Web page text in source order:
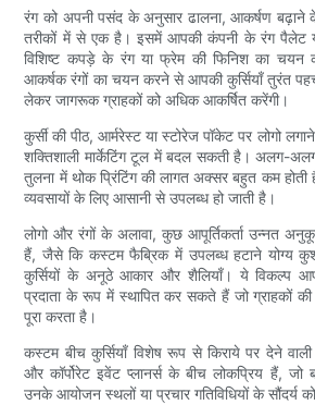
रंग को अपनी पसंद के अनुसार ढालना, आकर्षण
तरीकों में से एक है। इसमें आपकी कंपनी के रंग पैलेट
विशिष्ट कपड़े के रंग या फ्रेम की फिनिश का चयन
आकर्षक रंगों का चयन करने से आपकी कुर्सियाँ तुरंत
लेकर जागरूक ग्राहकों को अधिक आकर्षित करेंगी।
कुर्सी की पीठ, आर्मरेस्ट या स्टोरेज पॉकेट पर लोगो
शक्तिशाली मार्केटिंग टूल में बदल सकती है। अलग-
तुलना में थोक प्रिंटिंग की लागत अक्सर बहुत कम
व्यवसायों के लिए आसानी से उपलब्ध हो जाती है।
लोगो और रंगों के अलावा, कुछ आपूर्तिकर्ता उन्नत
हैं, जैसे कि कस्टम फैब्रिक में उपलब्ध हटाने योग्य
कुर्सियों के अनूठे आकार और शैलियाँ। ये विकल्प
प्रदाता के रूप में स्थापित कर सकते हैं जो ग्राहकों
पूरा करता है।
कस्टम बीच कुर्सियाँ विशेष रूप से किराये पर देने
और कॉर्पोरेट इवेंट प्लानर्स के बीच लोकप्रिय हैं, जो
उनके आयोजन स्थलों या प्रचार गतिविधियों के सौंदर्य